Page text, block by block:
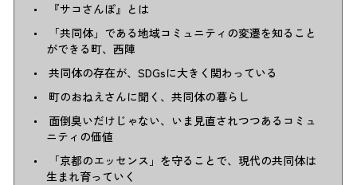
『サコさんぽ』とは
「共同体」である地域コミュニティの変遷を知ること
ができる町、西陣
共同体の存在が、SDGsに大きく関わっている
町のおねえさんに聞く、共同体の暮らし
面倒臭いだけじゃない、いま見直されつつあるコミュ
ニティの価値
「京都のエッセンス」を守ることで、現代の共同体は
生まれ育っていく